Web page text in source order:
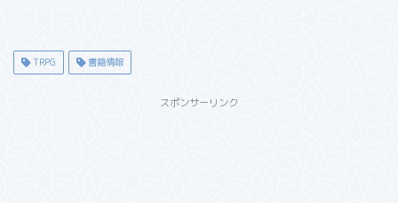
TRPG 書籍情報
スポンサーリンク